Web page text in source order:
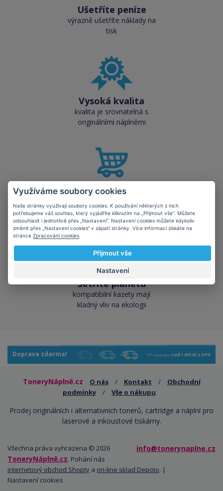
Ušetříte peníze
výrazně ušetříte náklady na
tisk
Vysoká kvalita
kvalita je srovnatelná s
originálními náplněmi
Skladem téměř vše
přes 50 000 skladových
zásob pro okamžitý odběr
Šetříte planetu
kompatibilní kazety mají
kladný vliv na ekologii
Doprava zdarma! Při nákupu nad 1499 Kč s DPH
ToneryNáplně.cz O nás / Kontakt /
Obchodní
podmínky
/ Vše o nákupu
Prodej originálních i alternativních tonerů, cartridge a náplní pro
laserové a inkoustové tiskárny.
info@tonerynaplne.cz
Všechna práva vyhrazena © 2026
ToneryNáplně.cz. Pohání nás
internetový obchod Shopty a on-line sklad Depoto. |
Nastavení cookies
Využíváme soubory cookies
Naše stránky využívají soubory cookies. K používání některých z nich
potřebujeme váš souhlas, který vyjádříte kliknutím na „Přijmout vše“. Můžete
odsouhlasit i jednotlivě přes „Nastavení“. Nastavení cookies můžete kdykoliv
změnit přes „Nastavení cookies“ v zápatí stránky. Více informací získáte na
stránce Zpracování cookies
Přijmout vše
Nastavení